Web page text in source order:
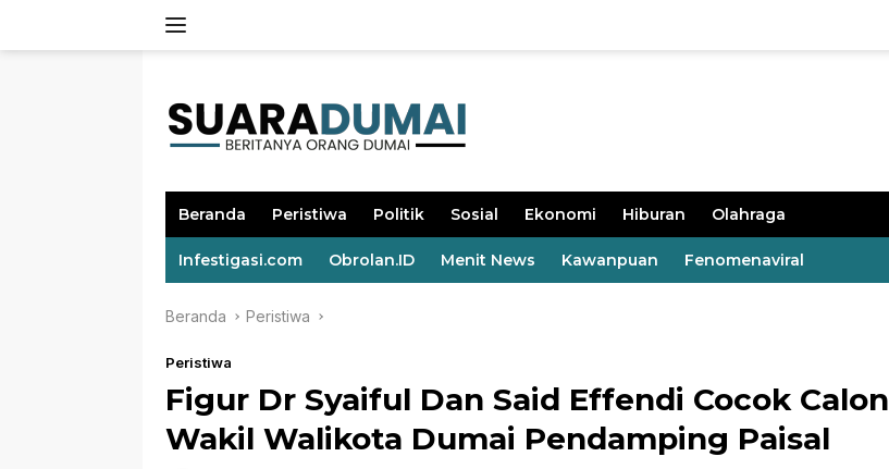
Beranda Peristiwa Politik Sosial Ekonomi Hiburan Olahraga
Infestigasi.com Obrolan.ID Menit News Kawanpuan Fenomenaviral
Beranda Peristiwa
Peristiwa
Figur Dr Syaiful Dan Said Effendi Cocok Calon
Wakil Walikota Dumai Pendamping Paisal